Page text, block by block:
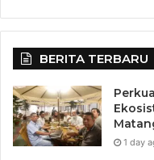
BERITA TERBARU
1 day